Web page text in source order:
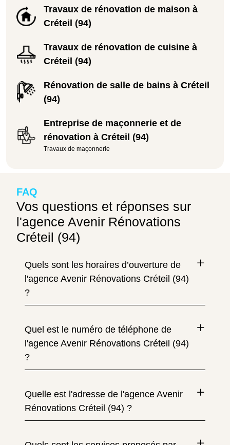
Travaux de rénovation de maison à
Créteil (94)
Travaux de rénovation de cuisine à
Créteil (94)
Rénovation de salle de bains à Créteil
(94)
Entreprise de maçonnerie et de
rénovation à Créteil (94)
Travaux de maçonnerie
FAQ
Vos questions et réponses sur
l'agence Avenir Rénovations
Créteil (94)
Quels sont les horaires d’ouverture de
l'agence Avenir Rénovations Créteil (94)
?
Quel est le numéro de téléphone de
l'agence Avenir Rénovations Créteil (94)
?
Quelle est l'adresse de l'agence Avenir
Rénovations Créteil (94) ?